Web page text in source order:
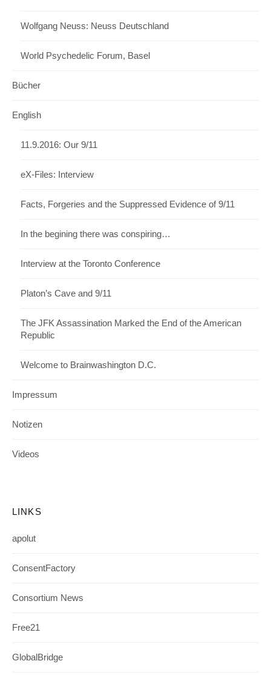
Wolfgang Neuss: Neuss Deutschland
World Psychedelic Forum, Basel
Bücher
English
11.9.2016: Our 9/11
eX-Files: Interview
Facts, Forgeries and the Suppressed Evidence of 9/11
In the begining there was conspiring…
Interview at the Toronto Conference
Platon’s Cave and 9/11
The JFK Assassination Marked the End of the American
Republic
Welcome to Brainwashington D.C.
Impressum
Notizen
Videos
LINKS
apolut
ConsentFactory
Consortium News
Free21
GlobalBridge